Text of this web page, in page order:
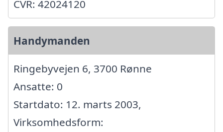
CVR: 42024120
Handymanden
Ringebyvejen 6, 3700 Rønne
Ansatte: 0
Startdato: 12. marts 2003,
Virksomhedsform: